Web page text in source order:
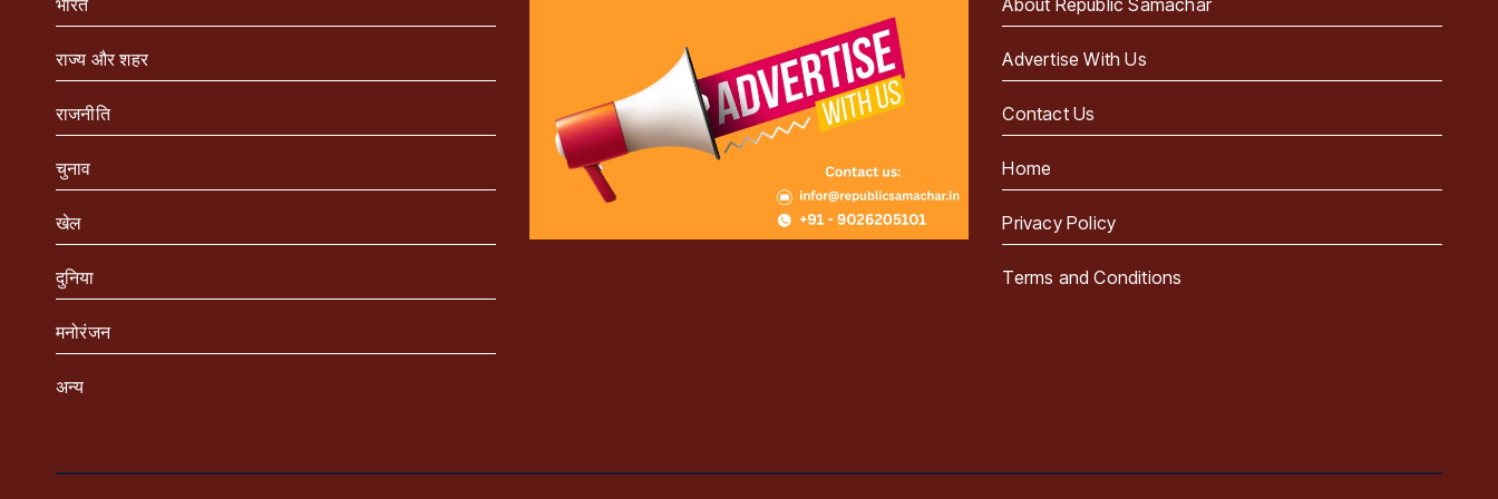
राज्य और शहर
राजनीति
चुनाव
खेल
दुनिया
मनोरंजन
अन्य
Advertise With Us
Contact Us
Home
Privacy Policy
Terms and Conditions